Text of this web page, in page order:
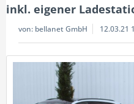
inkl. eigener
von: bellanet GmbH 12.03.21